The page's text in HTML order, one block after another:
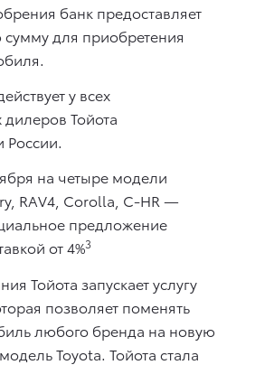
банк предоставляет
для приобретения
у всех
Тойота
России.
на четыре модели
RAV4, Corolla, C-HR —
предложение
от 4%3
Тойота запускает услугу
позволяет поменять
любого бренда на новую
Toyota. Тойота стала